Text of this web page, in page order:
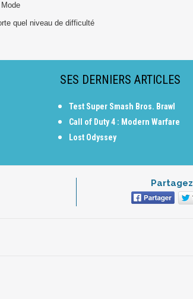
quel niveau de difficulté
SES DERNIERS ARTICLES
Test Super Smash Bros. Brawl
Call of Duty 4 : Modern Warfare
Lost Odyssey
Partagez